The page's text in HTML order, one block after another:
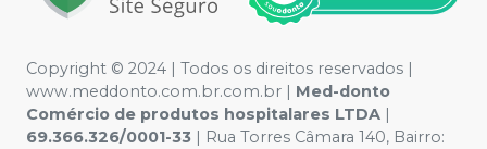
Copyright © 2024 | Todos os direitos reservados |
www.meddonto.com.br.com.br | Med-donto
Comércio de produtos hospitalares LTDA |
69.366.326/0001-33 | Rua Torres Câmara 140, Bairro: